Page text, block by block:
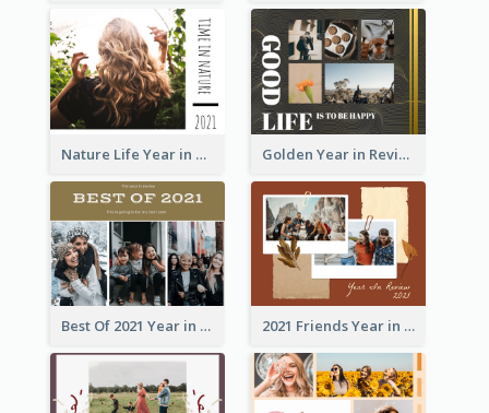
Nature Life Year in Review Photo Book Golden Year in Review Photo Book
Best Of 2021 Year in Review Photo Book 2021 Friends Year in Review Photo Book